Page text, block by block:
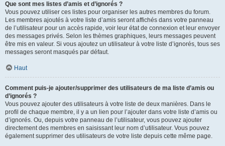
Que sont mes listes d’amis et d’ignorés ?
Vous pouvez utiliser ces listes pour organiser les autres membres du forum.
Les membres ajoutés à votre liste d’amis seront affichés dans votre panneau
de l’utilisateur pour un accès rapide, voir leur état de connexion et leur envoyer
des messages privés. Selon les thèmes graphiques, leurs messages peuvent
être mis en valeur. Si vous ajoutez un utilisateur à votre liste d’ignorés, tous ses
messages seront masqués par défaut.
Haut
Comment puis-je ajouter/supprimer des utilisateurs de ma liste d’amis ou
d’ignorés ?
Vous pouvez ajouter des utilisateurs à votre liste de deux manières. Dans le
profil de chaque membre, il y a un lien pour l’ajouter dans votre liste d’amis ou
d’ignorés. Ou, depuis votre panneau de l’utilisateur, vous pouvez ajouter
directement des membres en saisissant leur nom d’utilisateur. Vous pouvez
également supprimer des utilisateurs de votre liste depuis cette même page.